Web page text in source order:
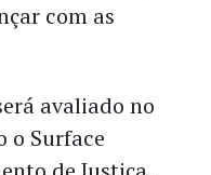
com as
avaliado no
o Surface